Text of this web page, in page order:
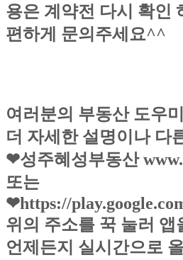
용은 계약전 다시 확인
편하게 문의주세요^^
여러분의 부동산 도우
더 자세한 설명이나 다
❤성주혜성부동산
또는
❤https://
위의 주소를 꾹 눌러 앱
언제든지 실시간으로